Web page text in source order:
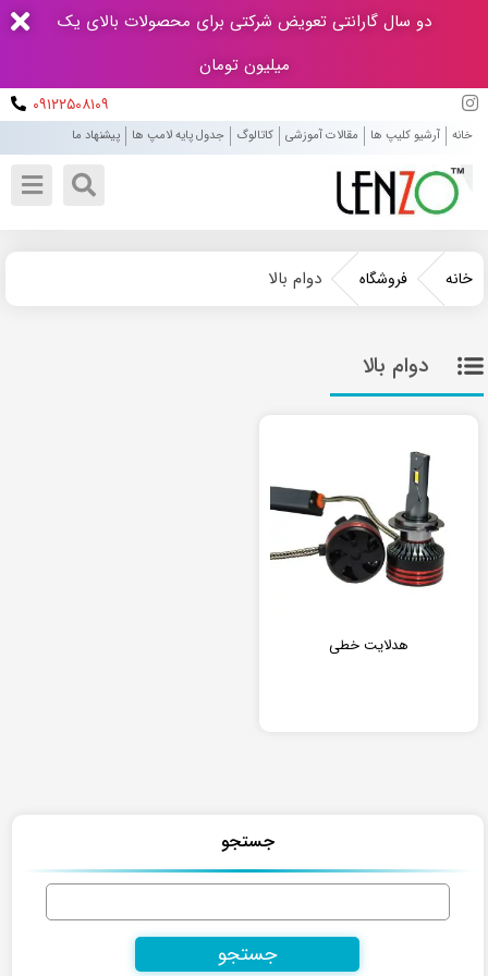
دو سال گارانتی تعویض شرکتی برای محصولات بالای یک
میلیون تومان
۰۹۱۲۲۵۰۸۱۰۹
خانه آرشیو کلیپ ها مقالات آموزشی کاتالوگ جدول پایه لامپ ها پیشنهاد ما
خانه فروشگاه دوام بالا
دوام بالا
هدلایت خطی
جستجو
جستجو